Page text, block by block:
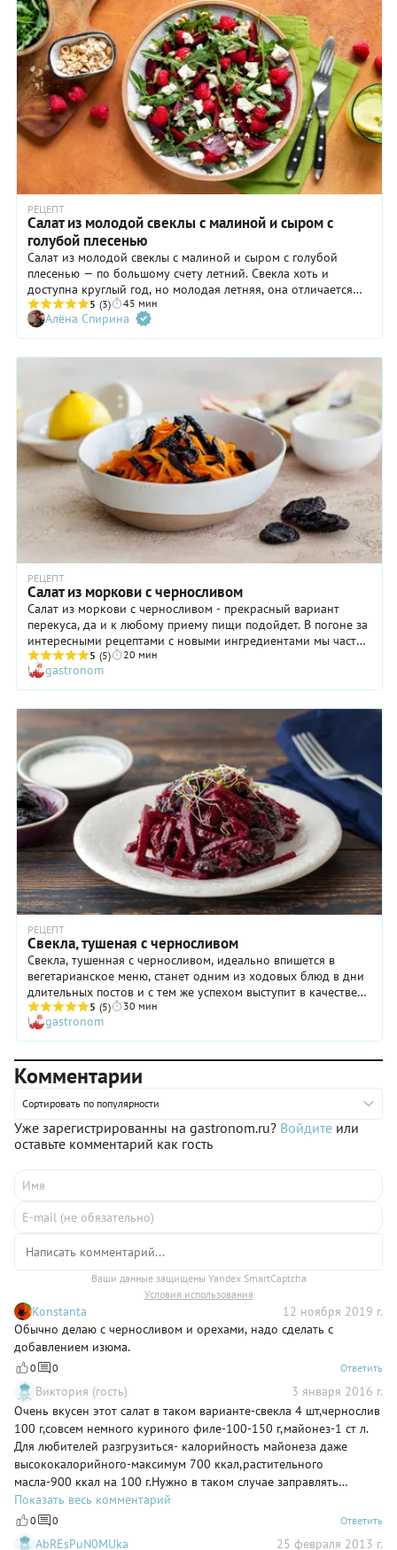
морковь. Только вот вместо рыбы в этом используется
курица, которую дополняют орехи и чернослив. Получается
очень вкусно и, разумеется, красиво — за счет гранатовых
зерен, которые смотрятся на салате, как драгоценные камни.
РЕЦЕПТ
Салат из молодой свеклы с малиной и сыром с
голубой плесенью
Салат из молодой свеклы с малиной и сыром с голубой
плесенью — по большому счету летний. Свекла хоть и
доступна круглый год, но молодая летняя, она отличается
особой сладостью. И если зимой лучшими друзьями свеклы
в салате по праву считаются цитрусовые, то в начале лета им
на смену приходит ранняя малина. Комбинация свеклы и
сыра с плесенью давно считается классической: пикантный
сыр оживляет «приземленный» вкус свеклы и дополняет
блюдо жирами, белком и аминокислотами. К слову, малину
можно купить в супермаркете и не в сезон, если вдруг вам
не терпится приготовить салат, не дожидаясь лета.
5 (3) 45 мин
Алёна Спирина
РЕЦЕПТ
Салат из моркови с черносливом
Салат из моркови с черносливом - прекрасный вариант
перекуса, да и к любому приему пищи подойдет. В погоне за
интересными рецептами с новыми ингредиентами мы часто
забываем о простых, бюджетных, но при этом очень
полезных продуктах. Этот салат как раз из такой категории.
Морковь - хороший источник клетчатки, витаминов и
микроэлементов. Чернослив добавляет в наш рацион
нужные антиоксиданты, улучшает пищеварение, стимулирует
работу мозга и нервных клеток. При этом он тоже богат
витаминами и минералами. Предлагаем вам приготовить
этот полезный и питательный салат.
5 (5) 20 мин
gastronom
РЕЦЕПТ
Свекла, тушеная с черносливом
Свекла, тушенная с черносливом, идеально впишется в
вегетарианское меню, станет одним из ходовых блюд в дни
длительных постов и с тем же успехом выступит в качестве
гарнира к любому мясу. Свекла в русской кухне, вообще, уже
сотни лет является одним из широко распространенных
продуктов: этот овощ улучшает работу желудка,
поддерживает здоровье печени и помогает нормализовать
давление. А с черносливом, не менее полезным
сухофруктом, прекрасно сочетается в одной тарелке.
Приготовьте свеклу по нашему рецепту и вы.
5 (5) 30 мин
gastronom
Комментарии
Сортировать по популярности
Уже зарегистрированны на gastronom.ru? Войдите или
оставьте комментарий как гость
Ваши данные защищены Yandex SmartCaptcha
Условия использования
Konstanta
12 ноября 2019 г.
Обычно делаю с черносливом и орехами, надо сделать с
добавлением изюма.
0 0 Ответить
Виктория (гость)
3 января 2016 г.
Очень вкусен этот салат в таком варианте-свекла 4 шт,чернослив
100 г,совсем немного куриного филе-100-150 г,майонез-1 ст л.
Для любителей разгрузиться- калорийность майонеза даже
высококалорийного-максимум 700 ккал,растительного
масла-900 ккал на 100 г.Нужно в таком случае заправлять
йогуртом.
Показать весь комментарий
0 0 Ответить
AbREsPuN0MUka
25 февраля 2013 г.